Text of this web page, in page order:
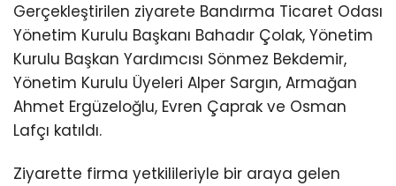
Gerçekleştirilen ziyarete Bandırma Ticaret Odası
Yönetim Kurulu Başkanı Bahadır Çolak, Yönetim
Kurulu Başkan Yardımcısı Sönmez Bekdemir,
Yönetim Kurulu Üyeleri Alper Sargın, Armağan
Ahmet Ergüzeloğlu, Evren Çaprak ve Osman
Lafçı katıldı.
Ziyarette firma yetkilileriyle bir araya gelen